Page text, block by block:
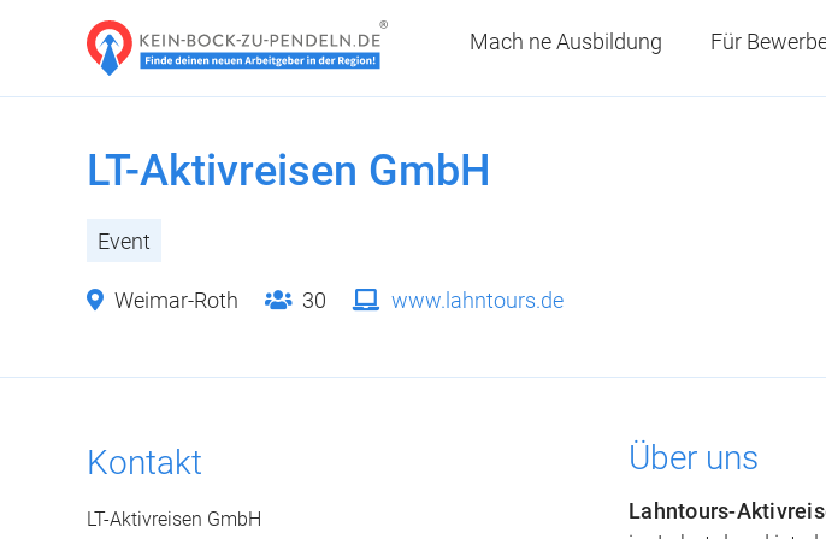
Mach ne Ausbildung Für
LT-Aktivreisen GmbH
Event
Weimar-Roth 30 www.lahntours.de
Kontakt
LT-Aktivreisen GmbH
Über uns
Lahntours-